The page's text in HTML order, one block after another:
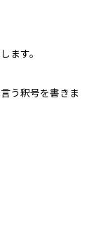
ます。
う釈号を書きま